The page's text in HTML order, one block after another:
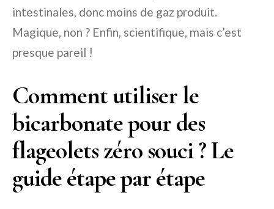
intestinales, donc moins de gaz produit.
Magique, non ? Enfin, scientifique, mais c’est
presque pareil !
Comment utiliser le
bicarbonate pour des
flageolets zéro souci ? Le
guide étape par étape